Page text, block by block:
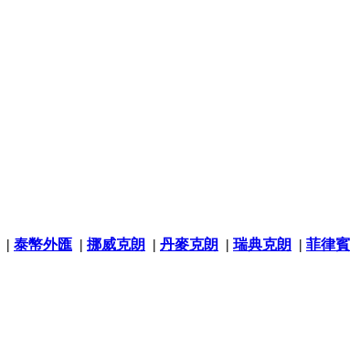
| 泰幣外匯 | 挪威克朗 | 丹麥克朗 | 瑞典克朗 | 菲律賓